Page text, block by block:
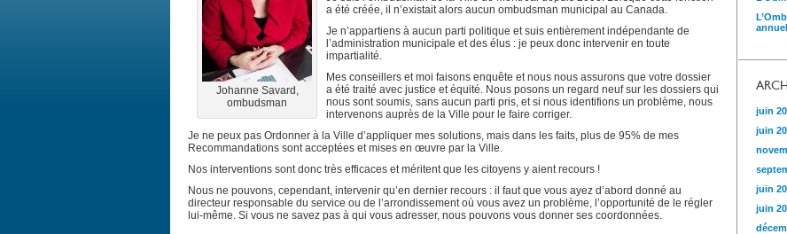
Johanne Savard,
ombudsman
a été créée, il n’existait alors aucun ombudsman municipal au Canada.
Je n’appartiens à aucun parti politique et suis entièrement indépendante de
l’administration municipale et des élus : je peux donc intervenir en toute
impartialité.
Mes conseillers et moi faisons enquête et nous nous assurons que votre dossier
a été traité avec justice et équité. Nous posons un regard neuf sur les dossiers qui
nous sont soumis, sans aucun parti pris, et si nous identifions un problème, nous
intervenons auprès de la Ville pour le faire corriger.
Je ne peux pas Ordonner à la Ville d’appliquer mes solutions, mais dans les faits, plus de 95% de mes
Recommandations sont acceptées et mises en œuvre par la Ville.
Nos interventions sont donc très efficaces et méritent que les citoyens y aient recours !
Nous ne pouvons, cependant, intervenir qu’en dernier recours : il faut que vous ayez d’abord donné au
directeur responsable du service ou de l’arrondissement où vous avez un problème, l’opportunité de le régler
lui-même. Si vous ne savez pas à qui vous adresser, nous pouvons vous donner ses coordonnées.
annuel
juin
juin
juin
juin